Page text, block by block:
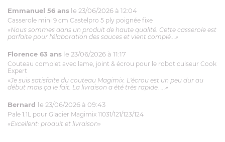
Emmanuel 56 ans le 23/06/2026 à 12:04
Casserole mini 9 cm Castelpro 5 ply poignée fixe
«Nous sommes dans un produit de haute qualité. Cette casserole est
parfaite pour l'élaboration des sauces et vient complé...»
Florence 63 ans le 23/06/2026 à 11:17
Couteau complet avec lame, joint & écrou pour le robot cuiseur Cook
Expert
«Je suis satisfaite du couteau Magimix. L'écrou est un peu dur au
début mais ça le fait. La livraison a été très rapide. ...»
Bernard le 23/06/2026 à 09:43
Pale 1.1L pour Glacier Magimix 11031/121/123/124
«Excellent: produit et livraison»